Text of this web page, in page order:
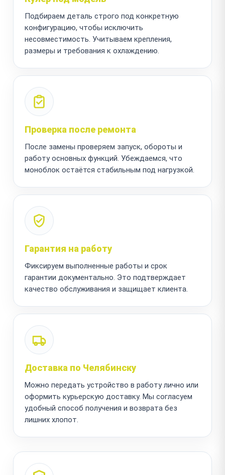
Подбираем деталь строго под конкретную
конфигурацию, чтобы исключить
несовместимость. Учитываем крепления,
размеры и требования к охлаждению.
Проверка после ремонта
После замены проверяем запуск, обороты и
работу основных функций. Убеждаемся, что
моноблок остаётся стабильным под нагрузкой.
Гарантия на работу
Фиксируем выполненные работы и срок
гарантии документально. Это подтверждает
качество обслуживания и защищает клиента.
Доставка по Челябинску
Можно передать устройство в работу лично или
оформить курьерскую доставку. Мы согласуем
удобный способ получения и возврата без
лишних хлопот.